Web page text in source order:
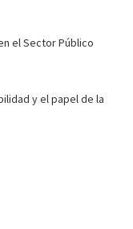
el Sector Público
y el papel de la